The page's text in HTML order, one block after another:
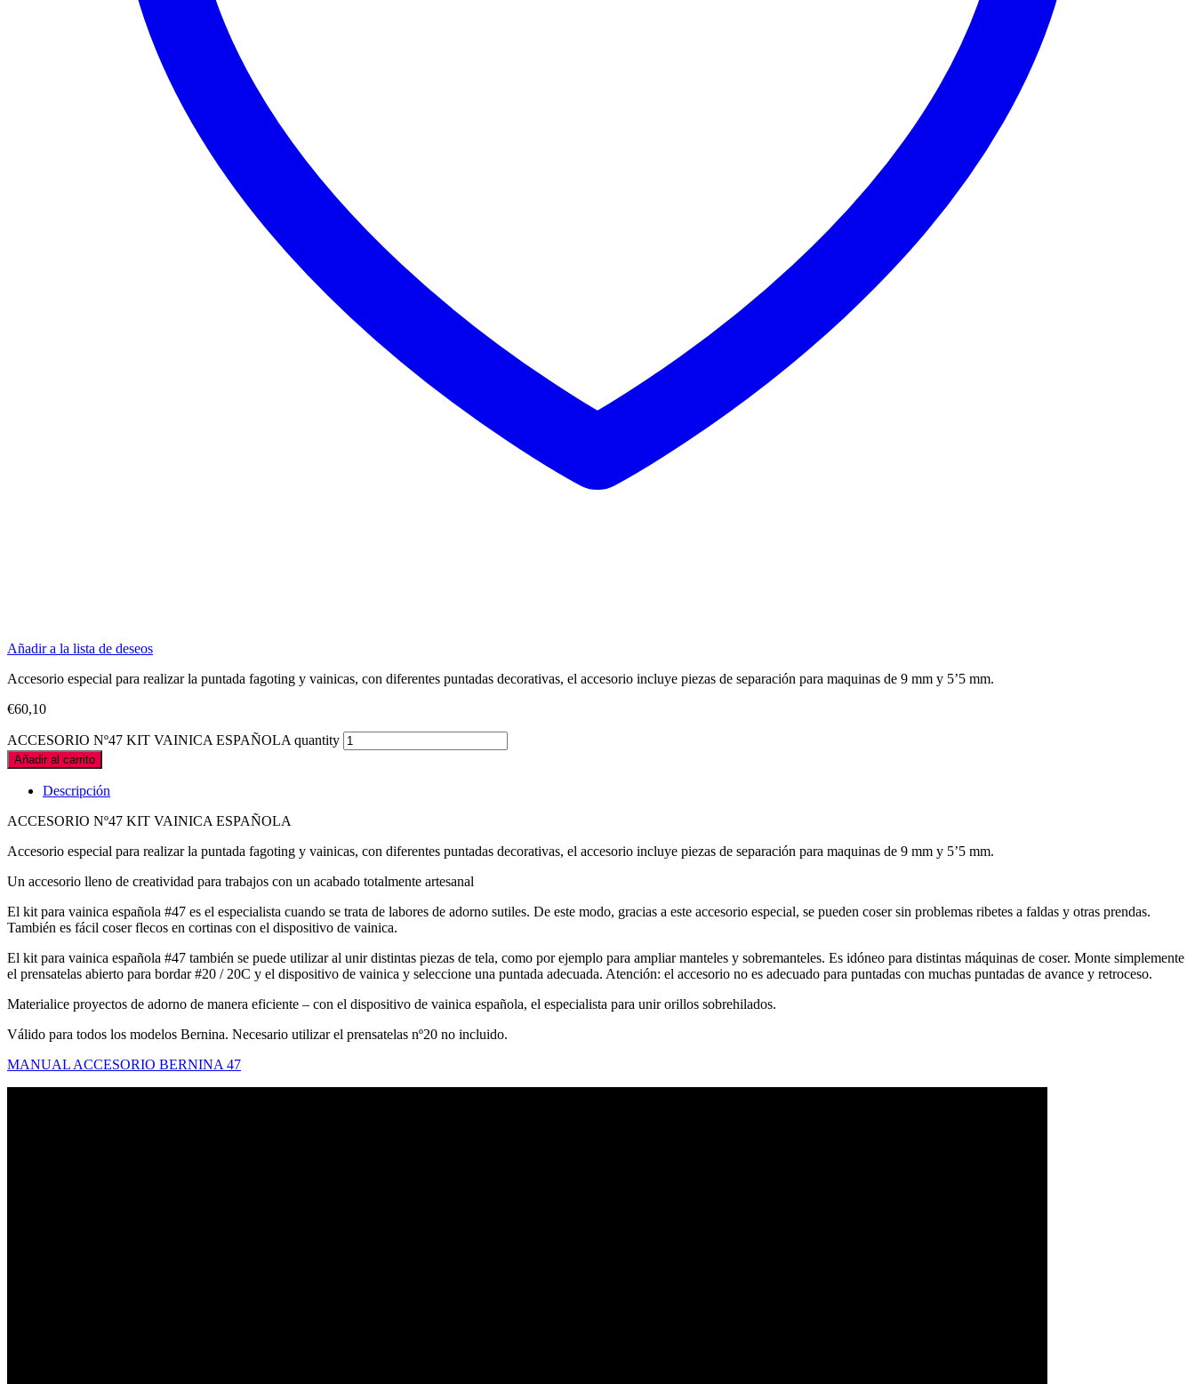
Añadir a la lista de deseos
Accesorio especial para realizar la puntada fagoting y vainicas, con diferentes puntadas decorativas, el accesorio incluye piezas de separación para maquinas de 9 mm y 5’5 mm.
€60,10
ACCESORIO Nº47 KIT VAINICA ESPAÑOLA quantity
Añadir al carrito
Descripción
ACCESORIO Nº47 KIT VAINICA ESPAÑOLA
Accesorio especial para realizar la puntada fagoting y vainicas, con diferentes puntadas decorativas, el accesorio incluye piezas de separación para maquinas de 9 mm y 5’5 mm.
Un accesorio lleno de creatividad para trabajos con un acabado totalmente artesanal
El kit para vainica española #47 es el especialista cuando se trata de labores de adorno sutiles. De este modo, gracias a este accesorio especial, se pueden coser sin problemas ribetes a faldas y otras prendas.
También es fácil coser flecos en cortinas con el dispositivo de vainica.
El kit para vainica española #47 también se puede utilizar al unir distintas piezas de tela, como por ejemplo para ampliar manteles y sobremanteles. Es idóneo para distintas máquinas de coser. Monte simplemente
el prensatelas abierto para bordar #20 / 20C y el dispositivo de vainica y seleccione una puntada adecuada. Atención: el accesorio no es adecuado para puntadas con muchas puntadas de avance y retroceso.
Materialice proyectos de adorno de manera eficiente – con el dispositivo de vainica española, el especialista para unir orillos sobrehilados.
Válido para todos los modelos Bernina. Necesario utilizar el prensatelas nº20 no incluido.
MANUAL ACCESORIO BERNINA 47